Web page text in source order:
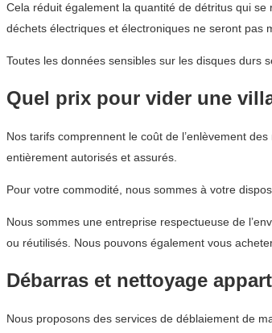
Cela réduit également la quantité de détritus qui
déchets électriques et électroniques ne seront pas
Toutes les données sensibles sur les disques durs
Quel prix pour vider une
Nos tarifs comprennent le coût de l’enlèvement
entièrement autorisés et assurés.
Pour votre commodité, nous sommes à votre
Nous sommes une entreprise respectueuse de
ou réutilisés. Nous pouvons également vous
Débarras et nettoyage
Nous proposons des services de déblaiement de